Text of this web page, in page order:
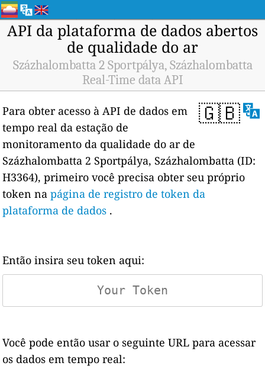
API da plataforma de dados abertos
de qualidade do ar
Százhalombatta 2 Sportpálya, Százhalombatta
Real-Time data API
🇬🇧
Para obter acesso à API de dados em
tempo real da estação de
monitoramento da qualidade do ar de
Százhalombatta 2 Sportpálya, Százhalombatta (ID:
H3364), primeiro você precisa obter seu próprio
token napágina de registro de token da
plataforma de dados .
Então insira seu token aqui:
Você pode então usar o seguinte URL para acessar
os dados em tempo real: